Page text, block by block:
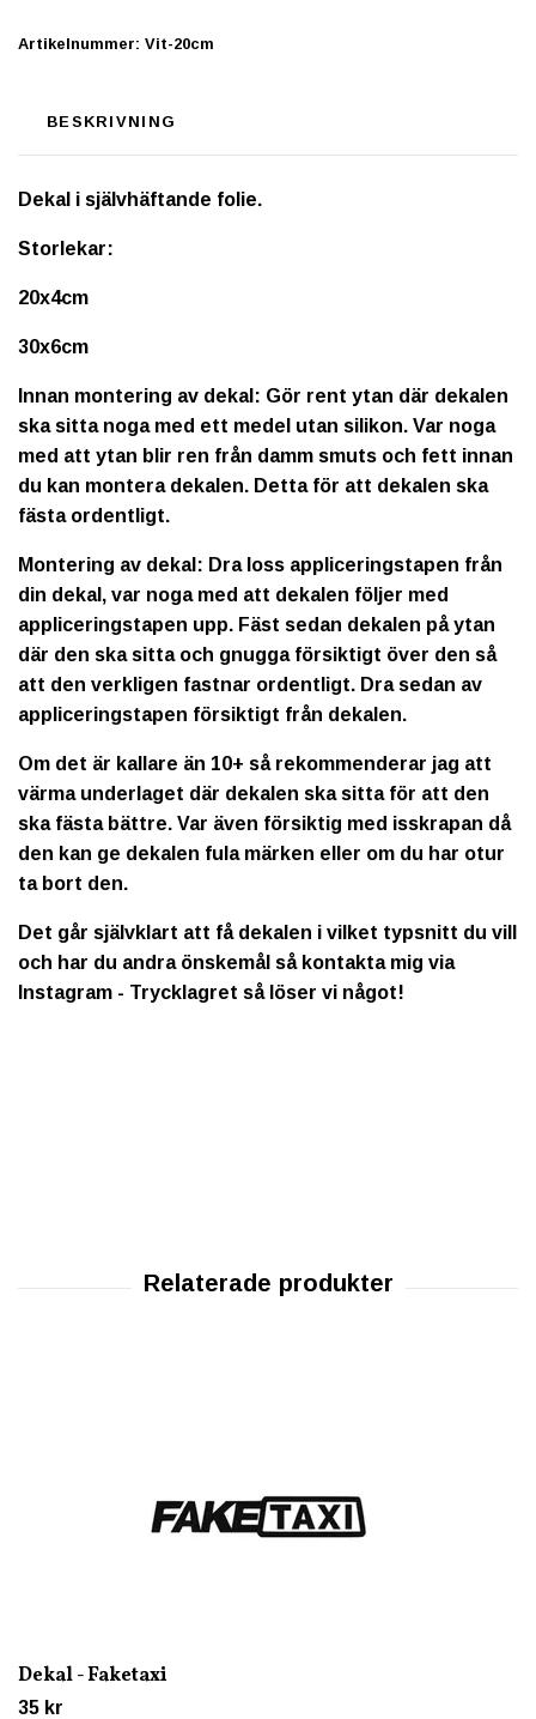
Artikelnummer: Vit-20cm
BESKRIVNING
Dekal i självhäftande folie.
Storlekar:
20x4cm
30x6cm
Innan montering av dekal: Gör rent ytan där dekalen
ska sitta noga med ett medel utan silikon. Var noga
med att ytan blir ren från damm smuts och fett innan
du kan montera dekalen. Detta för att dekalen ska
fästa ordentligt.
Montering av dekal: Dra loss appliceringstapen från
din dekal, var noga med att dekalen följer med
appliceringstapen upp. Fäst sedan dekalen på ytan
där den ska sitta och gnugga försiktigt över den så
att den verkligen fastnar ordentligt. Dra sedan av
appliceringstapen försiktigt från dekalen.
Om det är kallare än 10+ så rekommenderar jag att
värma underlaget där dekalen ska sitta för att den
ska fästa bättre. Var även försiktig med isskrapan då
den kan ge dekalen fula märken eller om du har otur
ta bort den.
Det går självklart att få dekalen i vilket typsnitt du vill
och har du andra önskemål så kontakta mig via
Instagram - Trycklagret så löser vi något!
Dekal - Faketaxi
35 kr